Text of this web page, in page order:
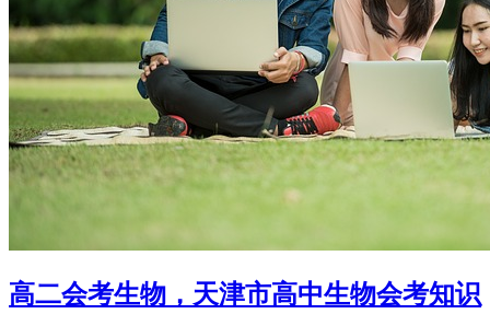
高二会考生物，天津市高中生物会考知识